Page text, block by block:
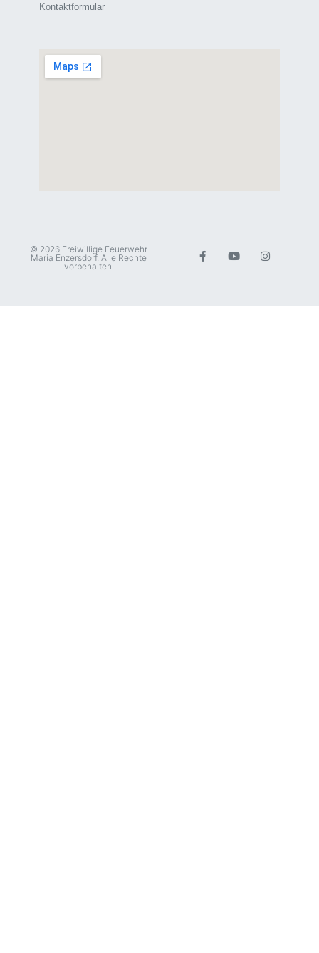
Kontaktformular
© 2026 Freiwillige Feuerwehr
Maria Enzersdorf. Alle Rechte
vorbehalten.